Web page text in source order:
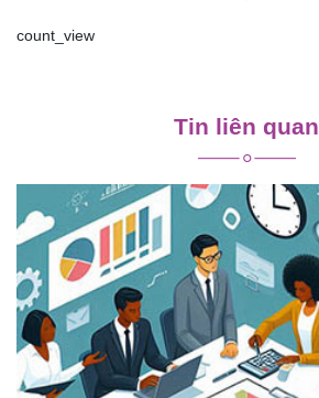
count_view
viết
Tin liên quan